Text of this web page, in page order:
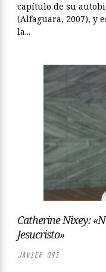
capítulo de su
(Alfaguara, 2007), y
la...
Catherine Nixey:
Jesucristo»
JAVIER ORS